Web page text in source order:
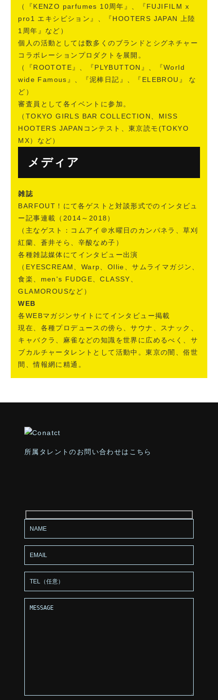
（『KENZO parfumes 10周年』、『FUJIFILM x
pro1 エキシビション』、『HOOTERS JAPAN 上陸
1周年』など）
個人の活動としては数多くのブランドとシグネチャー
コラボレーションプロダクトを展開。
（『ROOTOTE』、『PLYBUTTON』、『World
wide Famous』、『泥棒日記』、『ELEBROU』 な
ど）
審査員として各イベントに参加。
（TOKYO GIRLS BAR COLLECTION、MISS
HOOTERS JAPANコンテスト、東京読モ(TOKYO
MX）など）
メディア
雑誌
BARFOUT！にて各ゲストと対談形式でのインタビュ
ー記事連載（2014～2018）
（主なゲスト：コムアイ＠水曜日のカンパネラ、草刈
紅蘭、蒼井そら、辛酸なめ子）
各種雑誌媒体にてインタビュー出演
（EYESCREAM、Warp、Ollie、サムライマガジン、
食楽、men's FUDGE、CLASSY、
GLAMOROUSなど）
WEB
各WEBマガジンサイトにてインタビュー掲載
現在、各種プロデュースの傍ら、サウナ、スナック、
キャバクラ、麻雀などの知識を世界に広めるべく、サ
ブカルチャータレントとして活動中。東京の闇、俗世
間、情報網に精通。
所属タレントのお問い合わせはこちら